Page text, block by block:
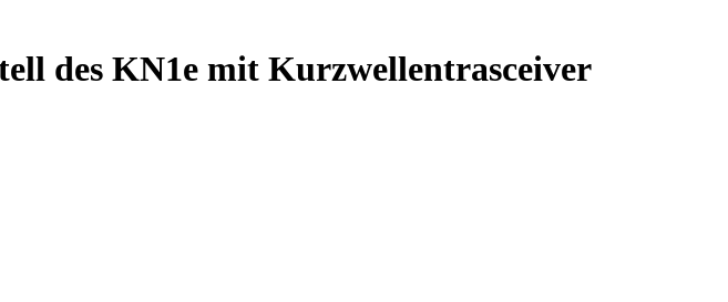
des KN1e mit Kurzwellentrasceiver